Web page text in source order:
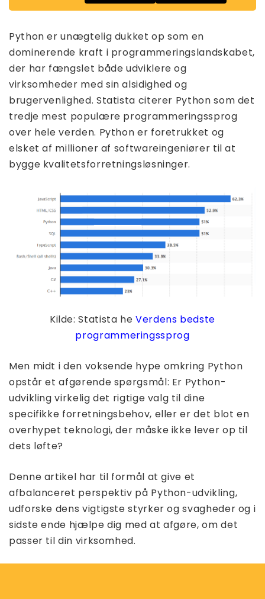
Python er unægtelig dukket op som en
dominerende kraft i programmeringslandskabet,
der har fængslet både udviklere og
virksomheder med sin alsidighed og
brugervenlighed. Statista citerer Python som det
tredje mest populære programmeringssprog
over hele verden. Python er foretrukket og
elsket af millioner af softwareingeniører til at
bygge kvalitetsforretningsløsninger.
Kilde: Statista heVerdens bedste
programmeringssprog
Men midt i den voksende hype omkring Python
opstår et afgørende spørgsmål: Er Python-
udvikling virkelig det rigtige valg til dine
specifikke forretningsbehov, eller er det blot en
overhypet teknologi, der måske ikke lever op til
dets løfte?
Denne artikel har til formål at give et
afbalanceret perspektiv på Python-udvikling,
udforske dens vigtigste styrker og svagheder og i
sidste ende hjælpe dig med at afgøre, om det
passer til din virksomhed.